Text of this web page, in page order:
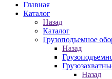
Главная
Каталог
Назад
Каталог
Грузоподъемное
Назад
Назад